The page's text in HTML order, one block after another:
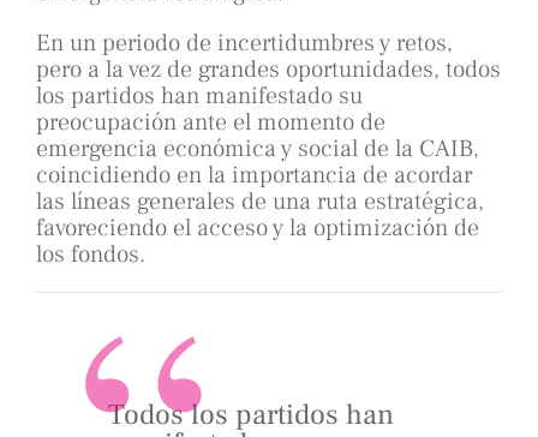
En un periodo de incertidumbres y retos,
pero a la vez de grandes oportunidades, todos
los partidos han manifestado su
preocupación ante el momento de
emergencia económica y social de la CAIB,
coincidiendo en la importancia de acordar
las líneas generales de una ruta estratégica,
favoreciendo el acceso y la optimización de
los fondos.
Todos los partidos han